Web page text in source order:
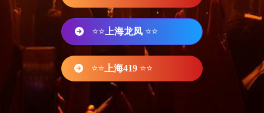
⭐⭐ 上海龙凤 ⭐⭐
⭐⭐ 上海419 ⭐⭐